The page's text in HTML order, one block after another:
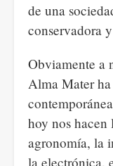
de una
conservadora
Obviamente a
Alma Mater
hoy nos
agronomía, la
la electrónica,